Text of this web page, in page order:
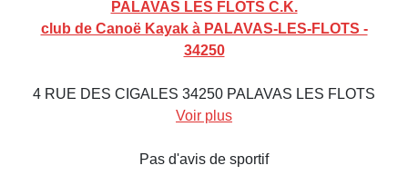
PALAVAS LES FLOTS C.K.
club de Canoë Kayak à PALAVAS-LES-FLOTS -
34250
4 RUE DES CIGALES 34250 PALAVAS LES FLOTS
Voir plus
Pas d'avis de sportif